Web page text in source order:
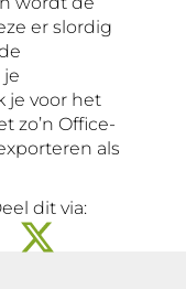
er slordig
je voor het
zo’n Office-
als
dit via: